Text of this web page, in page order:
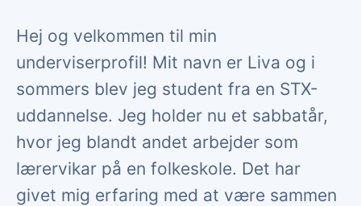
Hej og velkommen til min
underviserprofil! Mit navn er Liva og i
sommers blev jeg student fra en STX-
uddannelse. Jeg holder nu et sabbatår,
hvor jeg blandt andet arbejder som
lærervikar på en folkeskole. Det har
givet mig erfaring med at være sammen